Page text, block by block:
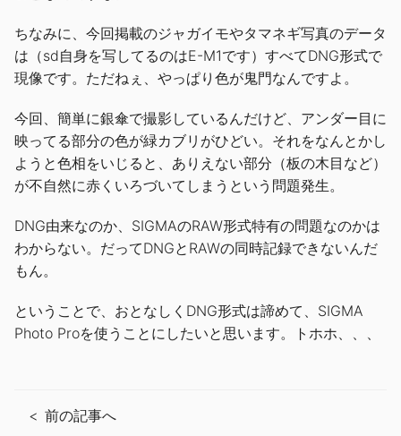
ちなみに、今回掲載のジャガイモやタマネギ写真のデータ
は（sd自身を写してるのはE-M1です）すべてDNG形式で
現像です。ただねぇ、やっぱり色が鬼門なんですよ。
今回、簡単に銀傘で撮影しているんだけど、アンダー目に
映ってる部分の色が緑カブリがひどい。それをなんとかし
ようと色相をいじると、ありえない部分（板の木目など）
が不自然に赤くいろづいてしまうという問題発生。
DNG由来なのか、SIGMAのRAW形式特有の問題なのかは
わからない。だってDNGとRAWの同時記録できないんだ
もん。
ということで、おとなしくDNG形式は諦めて、SIGMA
Photo Proを使うことにしたいと思います。トホホ、、、
前の記事へ